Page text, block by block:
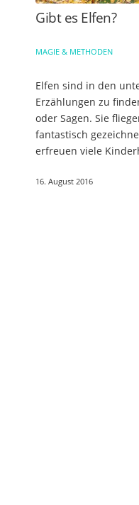
Gibt es Elfen?
MAGIE & METHODEN
Elfen sind in den
Erzählungen zu
oder Sagen. Sie
fantastisch
erfreuen viele
nicht kalt. Doch wie…
16. August 2016